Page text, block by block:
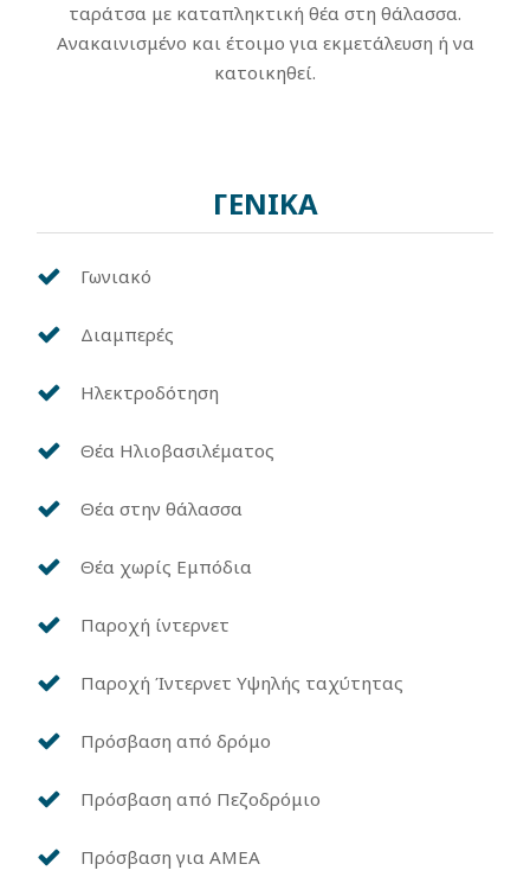
ταράτσα με καταπληκτική θέα στη θάλασσα.
Ανακαινισμένο και έτοιμο για εκμετάλευση ή να
κατοικηθεί.
ΓΕΝΙΚΑ
Γωνιακό
Διαμπερές
Ηλεκτροδότηση
Θέα Ηλιοβασιλέματος
Θέα στην θάλασσα
Θέα χωρίς Εμπόδια
Παροχή ίντερνετ
Παροχή Ίντερνετ Υψηλής ταχύτητας
Πρόσβαση από δρόμο
Πρόσβαση από Πεζοδρόμιο
Πρόσβαση για ΑΜΕΑ